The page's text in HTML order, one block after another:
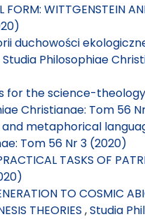
FORM: WITTGENSTEIN
duchowości
Studia Philosophiae
for the science-
Christianae: Tom 56
metaphorical
Tom 56 Nr 3 (2020)
TASKS OF
TO COSMIC
THEORIES ,Studia